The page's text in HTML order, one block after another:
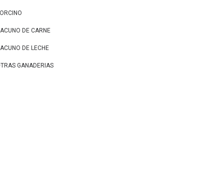
DE CARNE
DE LECHE
GANADERIAS